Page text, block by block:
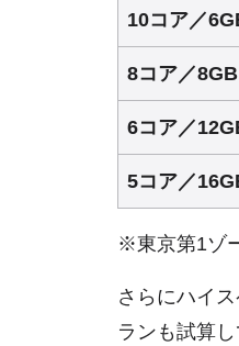
10コア／
8コア／
6コア／
5コア／
※東京第1ゾ
さらにハイ
ランも試算